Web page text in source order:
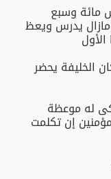
مائة وسبع
يدرس ويعظ
الخليفة يحضر
له موعظة
إن تكلمت